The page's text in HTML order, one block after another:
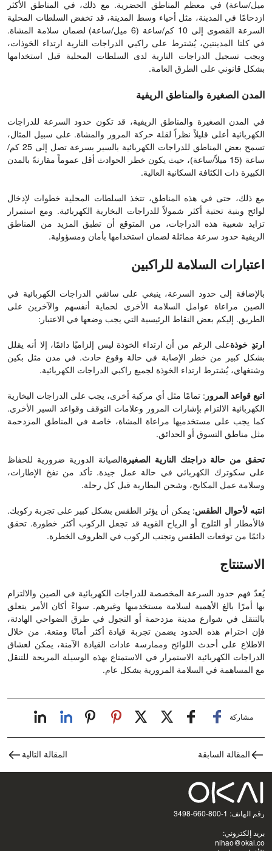
ميل/ساعة) في معظم المناطق الحضرية. مع ذلك، في المناطق الأكثر
ازدحامًا في المدينة، مثل أحياء وسط المدينة، قد تخفض السلطات المحلية
السرعة القصوى إلى 10 كم/ساعة (6 ميل/ساعة) لضمان سلامة المشاة.
في كلتا المدينتين، يُشترط على راكبي الدراجات النارية ارتداء الخوذات،
ويجب تسجيل الدراجات النارية لدى السلطات المحلية قبل استخدامها
بشكل قانوني على الطرق العامة.
المدن الصغيرة والمناطق الريفية
في المدن الصغيرة والمناطق الريفية، قد تكون حدود السرعة للدراجات
الكهربائية أعلى قليلاً نظراً لقلة حركة المرور والمشاة. على سبيل المثال،
تسمح بعض المناطق للدراجات الكهربائية بالسير بسرعة تصل إلى 25 كم/
ساعة (15 ميلاً/ساعة)، حيث يكون خطر الحوادث أقل عموماً مقارنةً بالمدن
الكبيرة ذات الكثافة السكانية العالية.
مع ذلك، حتى في هذه المناطق، تتخذ السلطات المحلية خطوات لإدخال
لوائح وبنية تحتية أكثر شمولاً للدراجات البخارية الكهربائية. ومع استمرار
تزايد شعبية هذه الدراجات، من المتوقع أن تطبق المزيد من المناطق
الريفية حدود سرعة مماثلة لضمان استخدامها بأمان ومسؤولية.
اعتبارات السلامة للراكبين
بالإضافة إلى حدود السرعة، ينبغي على سائقي الدراجات الكهربائية في
الصين مراعاة عوامل السلامة الأخرى لحماية أنفسهم والآخرين على
الطريق. إليكم بعض النقاط الرئيسية التي يجب وضعها في الاعتبار:
ارتدِ خوذةعلى الرغم من أن ارتداء الخوذة ليس إلزاميًا دائمًا، إلا أنه يقلل
بشكل كبير من خطر الإصابة في حالة وقوع حادث. في مدن مثل بكين
وشنغهاي، يُشترط ارتداء الخوذة لجميع راكبي الدراجات الكهربائية.
اتبع قواعد المرور : تمامًا مثل أي مركبة أخرى، يجب على الدراجات البخارية
الكهربائية الالتزام بإشارات المرور وعلامات التوقف وقواعد السير الأخرى.
كما يجب على مستخدميها مراعاة المشاة، خاصة في المناطق المزدحمة
مثل مناطق التسوق أو الحدائق.
تحقق من حالة دراجتك النارية الصغيرة الصيانة الدورية ضرورية للحفاظ
على سكوترك الكهربائي في حالة عمل جيدة. تأكد من نفخ الإطارات،
وسلامة عمل المكابح، وشحن البطارية قبل كل رحلة.
انتبه لأحوال الطقس: يمكن أن يؤثر الطقس بشكل كبير على تجربة ركوبك.
فالأمطار أو الثلوج أو الرياح القوية قد تجعل الركوب أكثر خطورة. تحقق
دائمًا من توقعات الطقس وتجنب الركوب في الظروف الخطرة.
الاستنتاج
يُعدّ فهم حدود السرعة المخصصة للدراجات الكهربائية في الصين والالتزام
بها أمرًا بالغ الأهمية لسلامة مستخدميها وغيرهم. سواءً أكان الأمر يتعلق
بالتنقل في شوارع مدينة مزدحمة أو التجول في طرق الضواحي الهادئة،
فإن احترام هذه الحدود يضمن تجربة قيادة أكثر أمانًا ومتعة. من خلال
الاطلاع على أحدث اللوائح وممارسة عادات القيادة الآمنة، يمكن لعشاق
الدراجات الكهربائية الاستمرار في الاستمتاع بهذه الوسيلة المريحة للتنقل
مع المساهمة في السلامة المرورية بشكل عام.
مشاركة
المقالة السابقة المقالة التالية
رقم الهاتف: 1-800-660-3498
بريد إلكتروني:
nihao@okai.co